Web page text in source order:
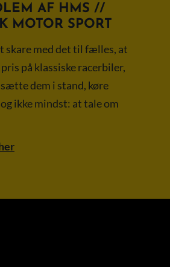
AF HMS //
MOTOR SPORT
skare med det til fælles, at
på klassiske racerbiler,
dem i stand, køre
ikke mindst: at tale om